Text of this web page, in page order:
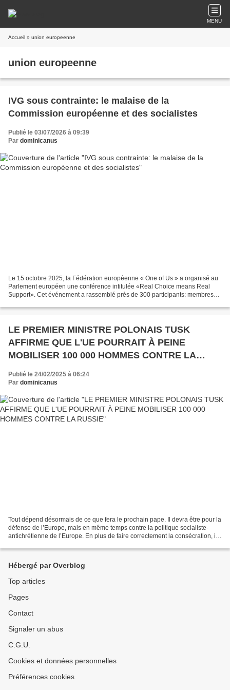
MENU
Accueil » union europeenne
union europeenne
IVG sous contrainte: le malaise de la
Commission européenne et des socialistes
Publié le 03/07/2026 à 09:39
Par dominicanus
Le 15 octobre 2025, la Fédération européenne « One of Us » a organisé au
Parlement européen une conférence intitulée «Real Choice means Real
Support». Cet événement a rassemblé près de 300 participants: membres
LE PREMIER MINISTRE POLONAIS TUSK
AFFIRME QUE L'UE POURRAIT À PEINE
MOBILISER 100 000 HOMMES CONTRE LA
Publié le 24/02/2025 à 06:24
Par dominicanus
Tout dépend désormais de ce que fera le prochain pape. Il devra être pour la
défense de l’Europe, mais en même temps contre la politique socialiste-
antichrétienne de l’Europe. En plus de faire correctement la consécration, il
Hébergé par Overblog
Top articles
Pages
Contact
Signaler un abus
C.G.U.
Cookies et données personnelles
Préférences cookies